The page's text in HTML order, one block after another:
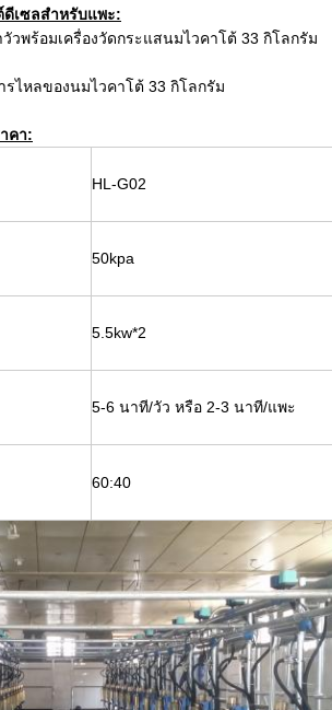
ดีเซลสําหรับแพะ:
วพร้อมเครื่องวัดกระแสนมไวคาโต้ 33 กิโลกรัม
ไหลของนมไวคาโต้ 33 กิโลกรัม
คา:
HL-G02
50kpa
5.5kw*2
5-6 นาที/วัว หรือ 2-3 นาที/แพะ
60:40